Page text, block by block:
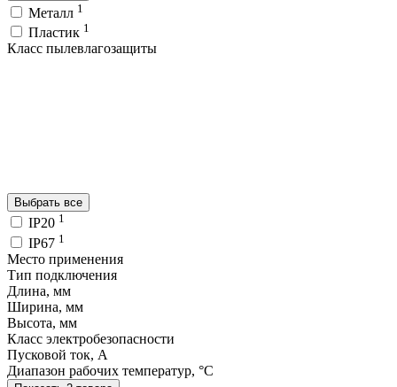
Металл 1
Пластик 1
Класс пылевлагозащиты
Выбрать все
IP20 1
IP67 1
Место применения
Тип подключения
Длина, мм
Ширина, мм
Высота, мм
Класс электробезопасности
Пусковой ток, A
Диапазон рабочих температур, °C